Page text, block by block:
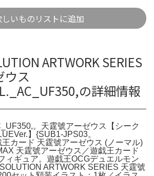
いものリストに追加
ARTWORK SERIES
ウス
の詳細情報
。天霆號アーゼウス【シーク
】{SUB1-JPS03。
カード 天霆號アーゼウス (ノーマル)
天霆號アーゼウス／遊戯王カード
ィギュア。遊戯王OCGデュエルモン
ARTWORK SERIES 天霆號